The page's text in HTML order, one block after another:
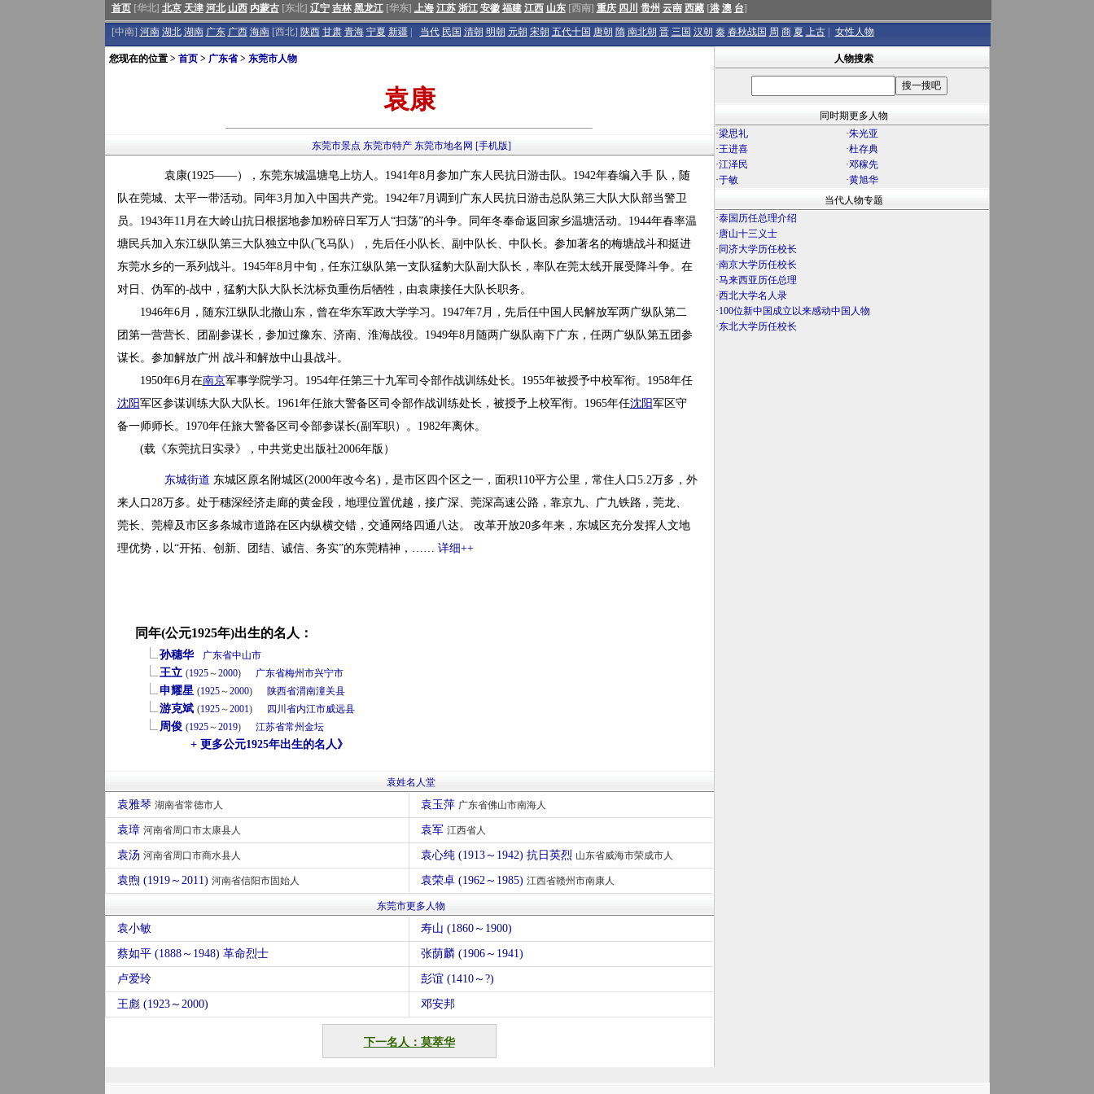
首页[华北] 北京 天津 河北 山西 内蒙古[东北] 辽宁 吉林 黑龙江[华东] 上海 江苏 浙江 安徽 福建 江西 山东[西南] 重庆 四川 贵州 云南 西藏[港 澳 台]
[中南] 河南 湖北 湖南 广东 广西 海南[西北] 陕西 甘肃 青海 宁夏 新疆 当代 民国 清朝 明朝 元朝 宋朝 五代十国 唐朝 隋 南北朝 晋 三国 汉朝 秦 春秋战国 周 商 夏 上古 女性人物
您现在的位置 > 首页> 广东省> 东莞市人物
袁康
东莞市景点 东莞市特产 东莞市地名网 [手机版]
袁康(1925——），东莞东城温塘皂上坊人。1941年8月参加广东人民抗日游击队。1942年春编入手 队，随
队在莞城、太平一带活动。同年3月加入中国共产党。1942年7月调到广东人民抗日游击总队第三大队大队部当警卫
员。1943年11月在大岭山抗日根据地参加粉碎日军万人“扫荡”的斗争。同年冬奉命返回家乡温塘活动。1944年春率温
塘民兵加入东江纵队第三大队独立中队(飞马队），先后任小队长、副中队长、中队长。参加著名的梅塘战斗和挺进
东莞水乡的一系列战斗。1945年8月中旬，任东江纵队第一支队猛豹大队副大队长，率队在莞太线开展受降斗争。在
对日、伪军的-战中，猛豹大队大队长沈标负重伤后牺牲，由袁康接任大队长职务。
1946年6月，随东江纵队北撤山东，曾在华东军政大学学习。1947年7月，先后任中国人民解放军两广纵队第二
团第一营营长、团副参谋长，参加过豫东、济南、淮海战役。1949年8月随两广纵队南下广东，任两广纵队第五团参
谋长。参加解放广州 战斗和解放中山县战斗。
1950年6月在南京军事学院学习。1954年任第三十九军司令部作战训练处长。1955年被授予中校军衔。1958年任
沈阳军区参谋训练大队大队长。1961年任旅大警备区司令部作战训练处长，被授予上校军衔。1965年任沈阳军区守
备一师师长。1970年任旅大警备区司令部参谋长(副军职）。1982年离休。
(载《东莞抗日实录》，中共党史出版社2006年版）
东城街道 东城区原名附城区(2000年改今名)，是市区四个区之一，面积110平方公里，常住人口5.2万多，外
来人口28万多。处于穗深经济走廊的黄金段，地理位置优越，接广深、莞深高速公路，靠京九、广九铁路，莞龙、
莞长、莞樟及市区多条城市道路在区内纵横交错，交通网络四通八达。 改革开放20多年来，东城区充分发挥人文地
理优势，以“开拓、创新、团结、诚信、务实”的东莞精神，…… 详细++
同年(公元1925年)出生的名人：
孙穗华 广东省中山市
王立 (1925～2000) 广东省梅州市兴宁市
申耀星 (1925～2000) 陕西省渭南潼关县
游克斌 (1925～2001) 四川省内江市威远县
周俊 (1925～2019) 江苏省常州金坛
+ 更多公元1925年出生的名人》
袁姓名人堂
袁雅琴 湖南省常德市人 袁玉萍 广东省佛山市南海人
袁璋 河南省周口市太康县人 袁军 江西省人
袁汤 河南省周口市商水县人 袁心纯 (1913～1942) 抗日英烈 山东省威海市荣成市人
袁煦 (1919～2011) 河南省信阳市固始人 袁荣卓 (1962～1985) 江西省赣州市南康人
东莞市更多人物
袁小敏 寿山 (1860～1900)
蔡如平 (1888～1948) 革命烈士 张荫麟 (1906～1941)
卢爱玲 彭谊 (1410～?)
王彪 (1923～2000) 邓安邦
下一名人：莫萃华
人物搜索
同时期更多人物
·梁思礼 ·朱光亚
·王进喜 ·杜存典
·江泽民 ·邓稼先
·于敏 ·黄旭华
当代人物专题
·泰国历任总理介绍
·唐山十三义士
· 同济大学历任校长
·南京大学历任校长
·马来西亚历任总理
·西北大学名人录
·100位新中国成立以来感动中国人物
·东北大学历任校长